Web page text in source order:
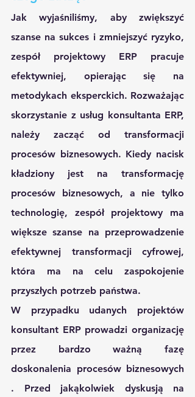
Jak wyjaśniliśmy, aby zwiększyć
szanse na sukces i zmniejszyć ryzyko,
zespół projektowy ERP pracuje
efektywniej, opierając się na
metodykach eksperckich. Rozważając
skorzystanie z usług konsultanta ERP,
należy zacząć od transformacji
procesów biznesowych. Kiedy nacisk
kładziony jest na transformację
procesów biznesowych, a nie tylko
technologię, zespół projektowy ma
większe szanse na przeprowadzenie
efektywnej transformacji cyfrowej,
która ma na celu zaspokojenie
przyszłych potrzeb państwa.
W przypadku udanych projektów
konsultant ERP prowadzi organizację
przez bardzo ważną fazę
doskonalenia procesów biznesowych
. Przed jakąkolwiek dyskusją na